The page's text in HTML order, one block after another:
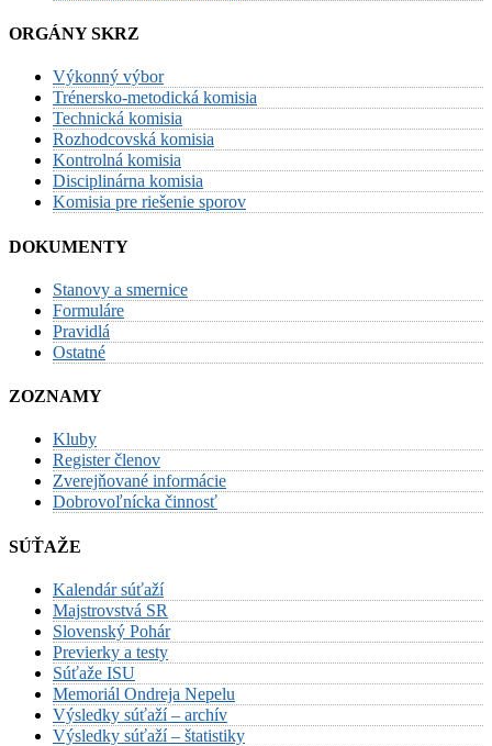
ORGÁNY SKRZ
Výkonný výbor
Trénersko-metodická komisia
Technická komisia
Rozhodcovská komisia
Kontrolná komisia
Disciplinárna komisia
Komisia pre riešenie sporov
DOKUMENTY
Stanovy a smernice
Formuláre
Pravidlá
Ostatné
ZOZNAMY
Kluby
Register členov
Zverejňované informácie
Dobrovoľnícka činnosť
SÚŤAŽE
Kalendár súťaží
Majstrovstvá SR
Slovenský Pohár
Previerky a testy
Súťaže ISU
Memoriál Ondreja Nepelu
Výsledky súťaží – archív
Výsledky súťaží – štatistiky